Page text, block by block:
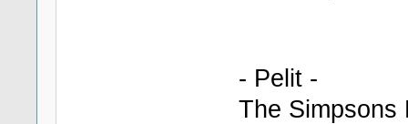
- Pelit -
The Simpsons